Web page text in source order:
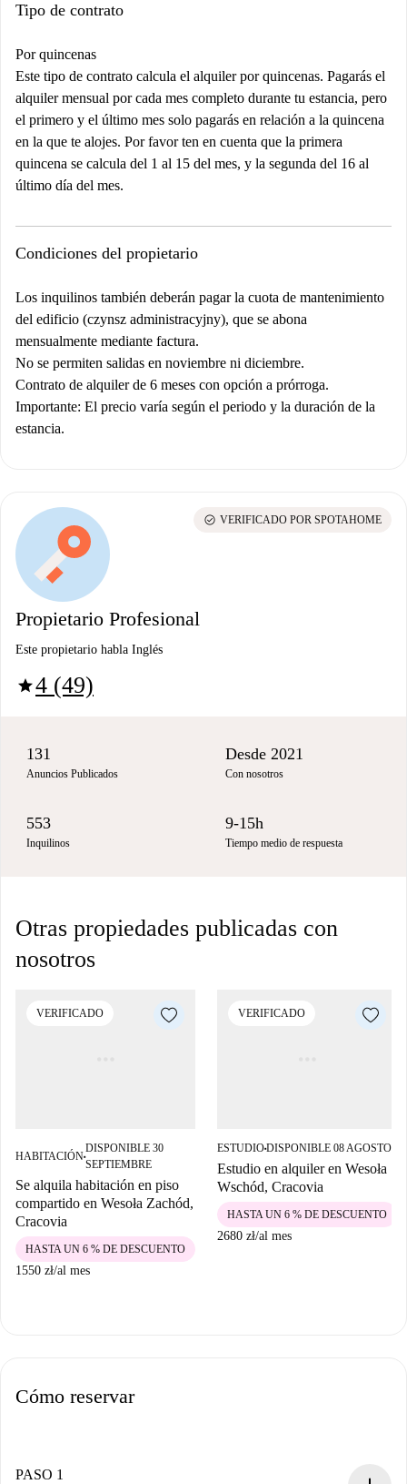
Tipo de contrato
Por quincenas
Este tipo de contrato calcula el alquiler por quincenas. Pagarás el
alquiler mensual por cada mes completo durante tu estancia, pero
el primero y el último mes solo pagarás en relación a la quincena
en la que te alojes. Por favor ten en cuenta que la primera
quincena se calcula del 1 al 15 del mes, y la segunda del 16 al
último día del mes.
Condiciones del propietario
Los inquilinos también deberán pagar la cuota de mantenimiento
del edificio (czynsz administracyjny), que se abona
mensualmente mediante factura.
No se permiten salidas en noviembre ni diciembre.
Contrato de alquiler de 6 meses con opción a prórroga.
Importante: El precio varía según el periodo y la duración de la
estancia.
Propietario Profesional
Este propietario habla Inglés
star4 (49)
check_circle VERIFICADO POR SPOTAHOME
131
Anuncios Publicados
Desde 2021
Con nosotros
553
Inquilinos
9-15h
Tiempo medio de respuesta
Otras propiedades publicadas con
nosotros
VERIFICADO
HABITACIÓN■
DISPONIBLE 30
SEPTIEMBRE
Se alquila habitación en piso
compartido en Wesoła Zachód,
Cracovia
1550 zł/al mes
HASTA UN 6 % DE DESCUENTO
VERIFICADO
ESTUDIO■DISPONIBLE 08 AGOSTO
Estudio en alquiler en Wesoła
Wschód, Cracovia
2680 zł/al mes
HASTA UN 6 % DE DESCUENTO
Cómo reservar
PASO 1